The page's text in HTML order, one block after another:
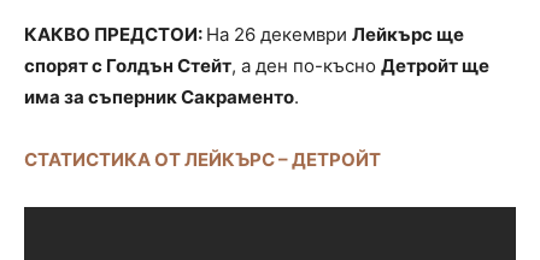
КАКВО ПРЕДСТОИ: На 26 декември Лейкърс ще
спорят с Голдън Стейт, а ден по-късно Детройт ще
има за съперник Сакраменто.
СТАТИСТИКА ОТ ЛЕЙКЪРС – ДЕТРОЙТ